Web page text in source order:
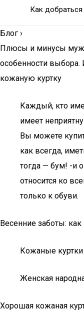
Как добраться
Блог ›
Плюсы и минусы
особенности
кожаную куртку
Каждый, кто
имеет
Вы можете
как всегда,
тогда — бум! -и
относится ко
только к обуви.
Весенние заботы:
Кожаные куртки
Женская
Хорошая кожаная